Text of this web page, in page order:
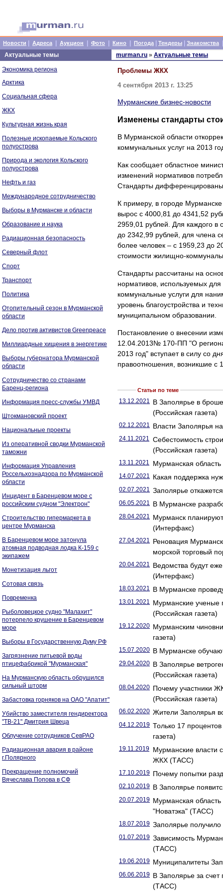
Новости Адреса Аукцион Фото Кино Погода Тендеры Знакомства
Актуальные темы
Экономика региона
Арктика
Социальная сфера
ЖКХ
Культурная жизнь края
Полезные ископаемые Кольского
полуострова
Природа и экология Кольского
полуострова
Нефть и газ
Международное сотрудничество
Выборы в Мурманске и области
Образование и наука
Радиационная безопасность
Северный флот
Спорт
Транспорт
Политика
Отопительный сезон в Мурманской
области
Дело против активистов Greenpeace
Миллиардные хищения в энергетике
Выборы губернатора Мурманской
области
Сотрудничество со странами
Баренц-региона
Информация пресс-службы УМВД
Штокмановский проект
Национальные проекты
Из оперативной сводки Мурманской
таможни
Информация Управления
Россельхознадзора по Мурманской
области
Инцидент в Баренцевом море с
российским судном "Электрон"
Строительство гипермаркета в
центре Мурманска
В Баренцевом море затонула
атомная подводная лодка К-159 с
экипажем
Монетизация льгот
Сотовая связь
Повременка
Рыболовецкое судно "Малахит"
потерпело крушение в Баренцевом
море
Выборы в Государственную Думу РФ
Загрязнение питьевой воды
птицефабрикой "Мурманская"
На Мурманскую область обрушился
сильный шторм
Забастовка горняков на ОАО "Апатит"
Убийство заместителя гендиректора
"ТВ-21" Дмитрия Швеца
Облучение сотрудников СевРАО
Радиационная авария в районе
г.Полярного
Прекращение полномочий
Вячеслава Попова в СФ
murman.ru » Актуальные темы
Проблемы ЖКХ
4 сентября 2013 г. 13:25
Мурманские бизнес-новости
Изменены стандарты
В Мурманской области
коммунальных услуг на 2013
Как сообщает областное
изменений нормативов
Стандарты
К примеру, в городе
вырос с 4000,81 до 4341,52
2959,01 рублей. Для каждого в
до 2342,99 рублей, для члена
более человек – с 1959,23 до
стоимости жилищно-
Стандарты рассчитаны на
нормативов, используемых
коммунальные услуги для
уровень благоустройства и
муниципальном образовании.
Постановление о внесении
12.04.2013№ 170-ПП "О
2013 год" вступает в силу со
правоотношения, возникшие с
Статьи по теме
13.12.2021 В Заполярье в
(Российская газета)
02.12.2021 Власти Заполярья
24.11.2021 Себестоимость
(Российская газета)
13.11.2021 Мурманская
14.07.2021 Какая поддержка
02.07.2021 Заполярье
06.05.2021 В Мурманске
28.04.2021 Мурманск
(Интерфакс)
27.04.2021 Реновация
морской торговый
20.04.2021 Ведомства будут
(Интерфакс)
18.03.2021 В Мурманске
13.01.2021 Мурманские ученые
(Российская газета)
19.12.2020 Мурманским
газета)
15.07.2020 В Мурманске
29.04.2020 В Заполярье
(Российская газета)
08.04.2020 Почему участники
(Российская газета)
06.02.2020 Жители Заполярья
04.12.2019 Только 17
газета)
19.11.2019 Мурманские власти
ЖКХ (ТАСС)
17.10.2019 Почему попытки
02.10.2019 В Заполярье
20.07.2019 Мурманская область
"Новатэка" (ТАСС)
18.07.2019 Заполярье
01.07.2019 Зависимость
(ТАСС)
19.06.2019 Муниципалитеты
06.06.2019 В Заполярье за
(ТАСС)